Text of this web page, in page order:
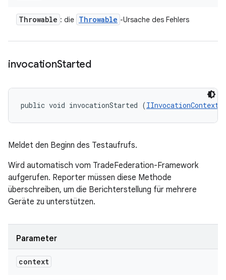
Throwable : die Throwable -Ursache des Fehlers
invocationStarted
public void invocationStarted (IInvocationContext
Meldet den Beginn des Testaufrufs.
Wird automatisch vom TradeFederation-Framework
aufgerufen. Reporter müssen diese Methode
überschreiben, um die Berichterstellung für mehrere
Geräte zu unterstützen.
Parameter
context